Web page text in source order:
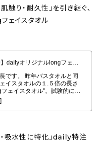
触り・耐久性」を引き継ぐ、
ェイスタオル
スタオル４枚セット発売開始
吸水性に特化」daily特注